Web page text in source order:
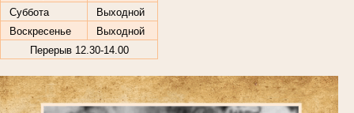
Суббота
Выходной
Воскресенье
Выходной
Перерыв 12.30-14.00